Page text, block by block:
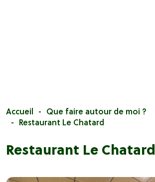
Accueil
Que faire autour de moi ?
Restaurant Le Chatard
Restaurant Le Chatard